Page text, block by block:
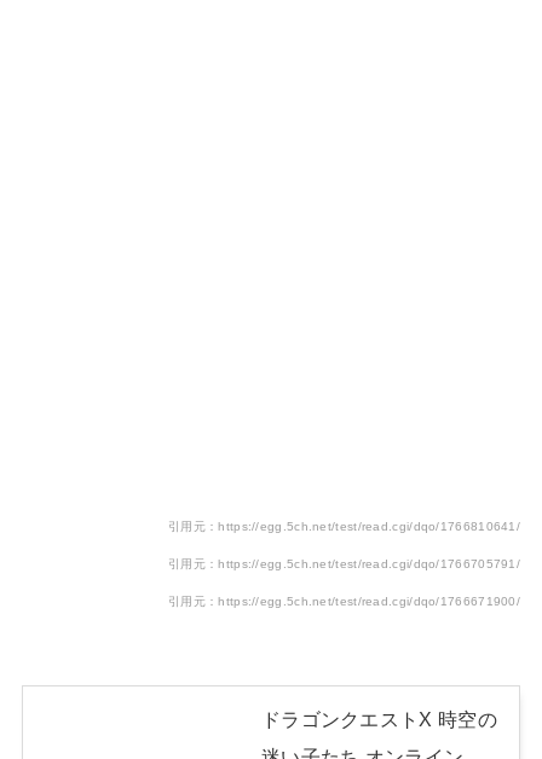
引用元：https://egg.5ch.net/test/read.cgi/dqo/1766810641/
引用元：https://egg.5ch.net/test/read.cgi/dqo/1766705791/
引用元：https://egg.5ch.net/test/read.cgi/dqo/1766671900/
ドラゴンクエストX 時空の